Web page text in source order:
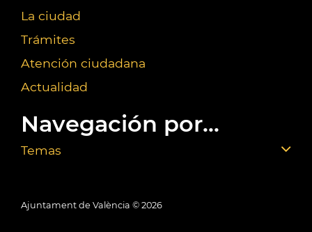
La ciudad
Trámites
Atención ciudadana
Actualidad
Navegación por...
Temas
Ajuntament de València © 2026